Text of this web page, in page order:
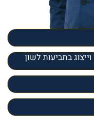
בתביעות לשון